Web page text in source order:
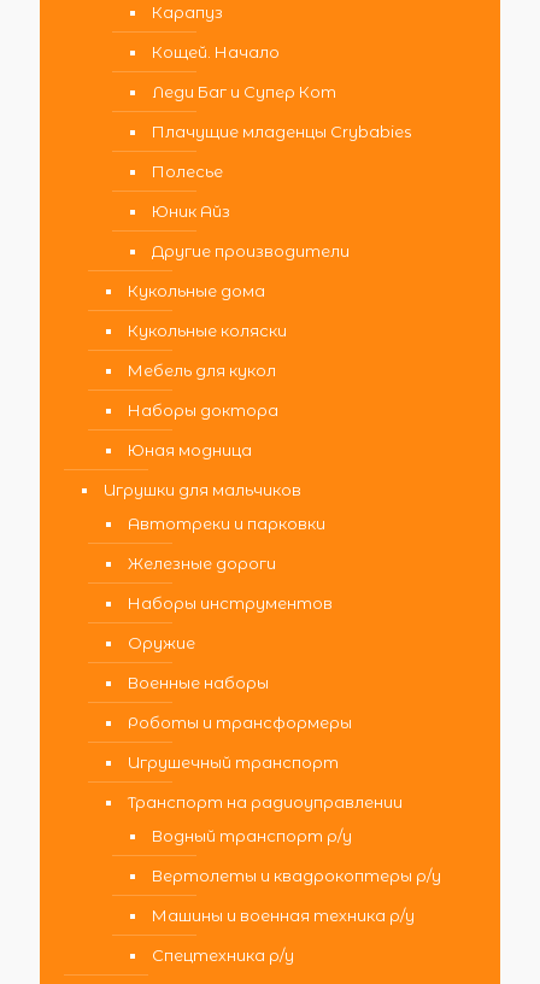
Карапуз
Кощей. Начало
Леди Баг и Супер Кот
Плачущие младенцы Crybabies
Полесье
Юник Айз
Другие производители
Кукольные дома
Кукольные коляски
Мебель для кукол
Наборы доктора
Юная модница
Игрушки для мальчиков
Автотреки и парковки
Железные дороги
Наборы инструментов
Оружие
Военные наборы
Роботы и трансформеры
Игрушечный транспорт
Транспорт на радиоуправлении
Водный транспорт р/у
Вертолеты и квадрокоптеры р/у
Машины и военная техника р/у
Спецтехника р/у